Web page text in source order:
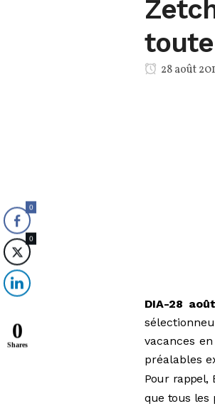
28 août
DIA-28
vacances
préalables
Pour rappel,
que tous les
0
0
0
Shares